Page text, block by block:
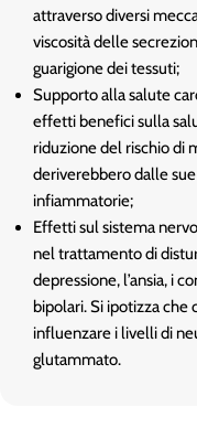
attraverso diversi
viscosità delle
guarigione dei tessuti;
Supporto alla salute
effetti benefici sulla
riduzione del rischio di
deriverebbero dalle
infiammatorie;
Effetti sul sistema
nel trattamento di
depressione, l’ansia, i
bipolari. Si ipotizza che
influenzare i livelli di
glutammato.